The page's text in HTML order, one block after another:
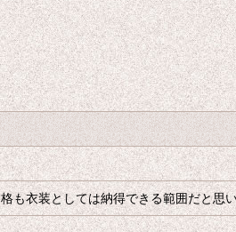
衣装としては納得できる範囲だと